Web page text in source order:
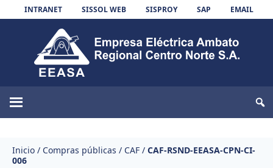
Skip to content
INTRANET SISSOL WEB SISPROY SAP EMAIL
EEASA
Inicio / Compras públicas / CAF / CAF-RSND-EEASA-CPN-CI-
006